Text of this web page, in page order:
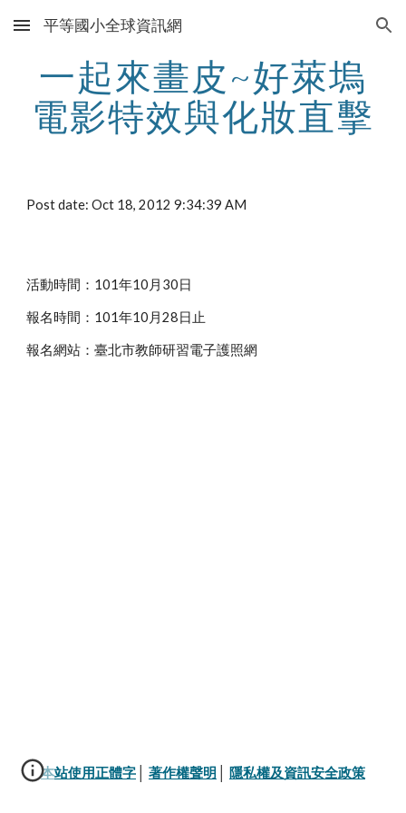
Skip to main content Skip to navigation
平等國小全球資訊網
一起來畫皮~好萊塢
電影特效與化妝直擊
Post date: Oct 18, 2012 9:34:39 AM
活動時間：101年10月30日
報名時間：101年10月28日止
報名網站：臺北市教師研習電子護照網
本站使用正體字 著作權聲明 隱私權及資訊安全政策